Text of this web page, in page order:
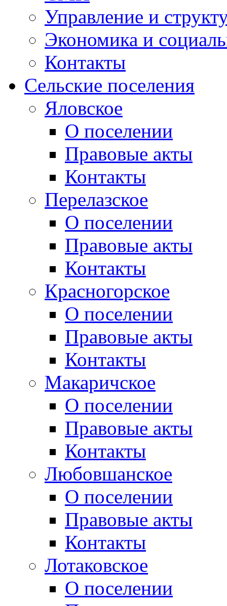
Управление и
Экономика и
Контакты
Сельские поселения
Яловское
О поселении
Правовые акты
Контакты
Перелазское
О поселении
Правовые акты
Контакты
Красногорское
О поселении
Правовые акты
Контакты
Макаричское
О поселении
Правовые акты
Контакты
Любовшанское
О поселении
Правовые акты
Контакты
Лотаковское
О поселении